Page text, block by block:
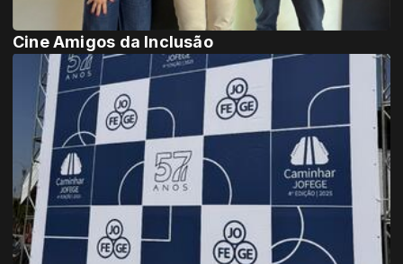
Cine Amigos da Inclusão